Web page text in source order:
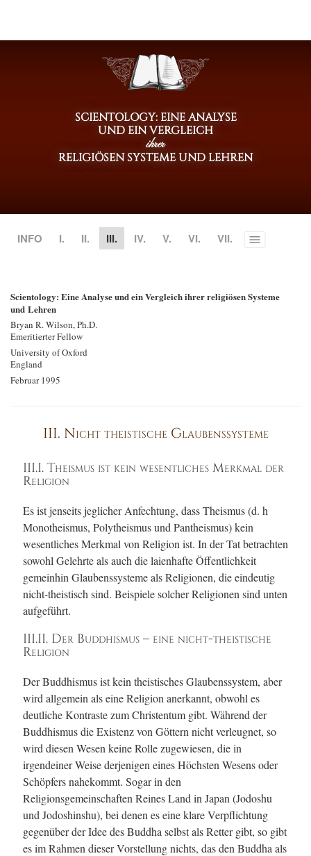
SCIENTOLOGY: EINE ANALYSE
UND EIN VERGLEICH
ihrer
RELIGIÖSEN SYSTEME UND LEHREN
INFO I. II. III. IV. V. VI. VII. Toggle
Scientology: Eine Analyse und ein Vergleich ihrer religiösen Systeme
und Lehren
Bryan R. Wilson, Ph.D.
Emeritierter Fellow
University of Oxford
England
Februar 1995
III. Nicht theistische Glaubenssysteme
III.I. Theismus ist kein wesentliches Merkmal der
Religion
Es ist jenseits jeglicher Anfechtung, dass Theismus (d. h
Monotheismus, Polytheismus und Pantheismus) kein
wesentliches Merkmal von Religion ist. In der Tat betrachten
sowohl Gelehrte als auch die laienhafte Öffentlichkeit
gemeinhin Glaubenssysteme als Religionen, die eindeutig
nicht-theistisch sind. Beispiele solcher Religionen sind unten
aufgeführt.
III.II. Der Buddhismus – eine nicht-theistische
Religion
Der Buddhismus ist kein theistisches Glaubenssystem, aber
wird allgemein als eine Religion anerkannt, obwohl es
deutliche Kontraste zum Christentum gibt. Während der
Buddhismus die Existenz von Göttern nicht verleugnet, so
wird diesen Wesen keine Rolle zugewiesen, die in
irgendeiner Weise derjenigen eines Höchsten Wesens oder
Schöpfers nahekommt. Sogar in den
Religionsgemeinschaften Reines Land in Japan (Jodoshu
und Jodoshinshu), bei denen es eine klare Verpflichtung
gegenüber der Idee des Buddha selbst als Retter gibt, so gibt
es im Rahmen dieser Vorstellung nichts, das den Buddha als